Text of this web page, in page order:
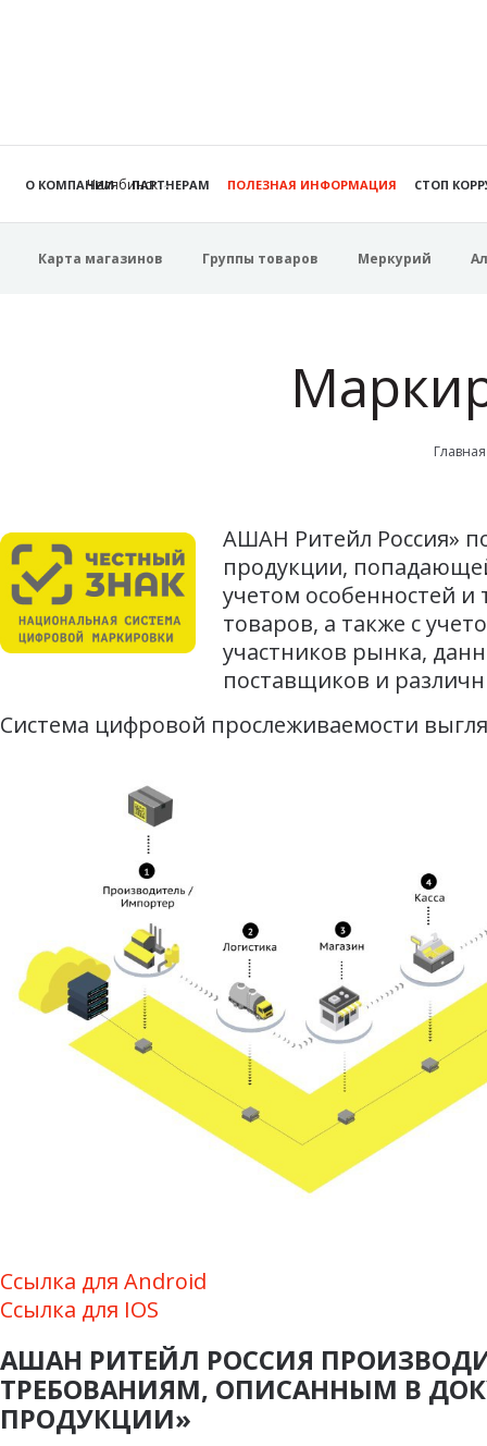
Челябинск
О КОМПАНИИ ПАРТНЕРАМ ПОЛЕЗНАЯ ИНФОРМАЦИЯ СТОП
Карта магазинов Группы товаров Меркурий
Главная
АШАН Ритейл Россия»
продукции,
учетом особенностей
товаров, а также с
участников рынка,
поставщиков и
Система цифровой прослеживаемости
Ссылка для Android
Ссылка для IOS
АШАН РИТЕЙЛ РОССИЯ
ТРЕБОВАНИЯМ, ОПИСАННЫМ В
ПРОДУКЦИИ»